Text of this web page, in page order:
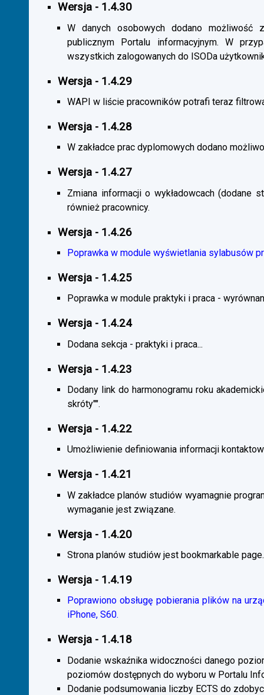
Wersja - 1.4.30
W danych osobowych dodano możliwość
publicznym Portalu informacyjnym. W
wszystkich zalogowanych do ISODa
Wersja - 1.4.29
WAPI w liście pracowników potrafi teraz
Wersja - 1.4.28
W zakładce prac dyplomowych dodano
Wersja - 1.4.27
Zmiana informacji o wykładowcach (dodane
również pracownicy.
Wersja - 1.4.26
Poprawka w module wyświetlania sylabusów
Wersja - 1.4.25
Poprawka w module praktyki i praca -
Wersja - 1.4.24
Dodana sekcja - praktyki i praca...
Wersja - 1.4.23
Dodany link do harmonogramu roku
skróty"".
Wersja - 1.4.22
Umożliwienie definiowania informacji
Wersja - 1.4.21
W zakładce planów studiów wyamagnie
wymaganie jest związane.
Wersja - 1.4.20
Strona planów studiów jest bookmarkable page.
Wersja - 1.4.19
Poprawiono obsługę pobierania plików na
iPhone, S60.
Wersja - 1.4.18
Dodanie wskaźnika widoczności danego
poziomów dostępnych do wyboru w Portalu
Dodanie podsumowania liczby ECTS do